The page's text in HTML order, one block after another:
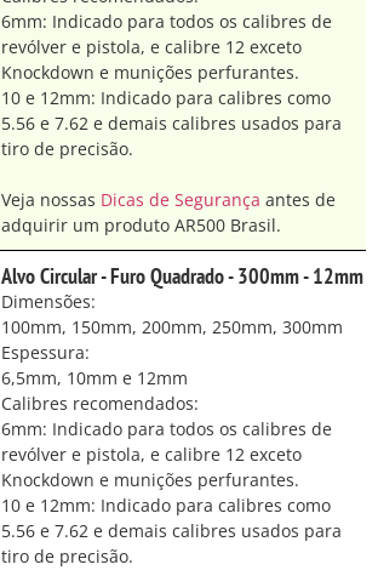
6mm: Indicado para todos os calibres de
revólver e pistola, e calibre 12 exceto
Knockdown e munições perfurantes.
10 e 12mm: Indicado para calibres como
5.56 e 7.62 e demais calibres usados para
tiro de precisão.
Veja nossas Dicas de Segurança antes de
adquirir um produto AR500 Brasil.
Alvo Circular - Furo Quadrado - 300mm - 12mm
Dimensões:
100mm, 150mm, 200mm, 250mm, 300mm
Espessura:
6,5mm, 10mm e 12mm
Calibres recomendados:
6mm: Indicado para todos os calibres de
revólver e pistola, e calibre 12 exceto
Knockdown e munições perfurantes.
10 e 12mm: Indicado para calibres como
5.56 e 7.62 e demais calibres usados para
tiro de precisão.